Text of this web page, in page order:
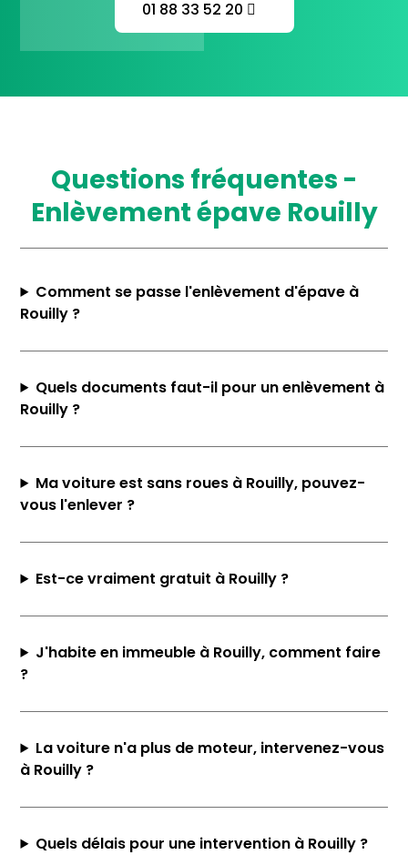
01 88 33 52 20
Questions fréquentes -
Enlèvement épave Rouilly
Comment se passe l'enlèvement d'épave à
Rouilly ?
Quels documents faut-il pour un enlèvement à
Rouilly ?
Ma voiture est sans roues à Rouilly, pouvez-
vous l'enlever ?
Est-ce vraiment gratuit à Rouilly ?
J'habite en immeuble à Rouilly, comment faire
?
La voiture n'a plus de moteur, intervenez-vous
à Rouilly ?
Quels délais pour une intervention à Rouilly ?